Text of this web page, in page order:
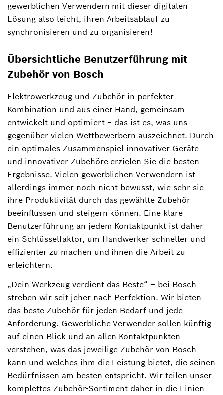
gewerblichen Verwendern mit dieser digitalen
Lösung also leicht, ihren Arbeitsablauf zu
synchronisieren und zu organisieren!
Übersichtliche Benutzerführung mit
Zubehör von Bosch
Elektrowerkzeug und Zubehör in perfekter
Kombination und aus einer Hand, gemeinsam
entwickelt und optimiert – das ist es, was uns
gegenüber vielen Wettbewerbern auszeichnet. Durch
ein optimales Zusammenspiel innovativer Geräte
und innovativer Zubehöre erzielen Sie die besten
Ergebnisse. Vielen gewerblichen Verwendern ist
allerdings immer noch nicht bewusst, wie sehr sie
ihre Produktivität durch das gewählte Zubehör
beeinflussen und steigern können. Eine klare
Benutzerführung an jedem Kontaktpunkt ist daher
ein Schlüsselfaktor, um Handwerker schneller und
effizienter zu machen und ihnen die Arbeit zu
erleichtern.
„Dein Werkzeug verdient das Beste“ ‒ bei Bosch
streben wir seit jeher nach Perfektion. Wir bieten
das beste Zubehör für jeden Bedarf und jede
Anforderung. Gewerbliche Verwender sollen künftig
auf einen Blick und an allen Kontaktpunkten
verstehen, was das jeweilige Zubehör von Bosch
kann und welches ihm die Leistung bietet, die seinen
Bedürfnissen am besten entspricht. Wir teilen unser
komplettes Zubehör-Sortiment daher in die Linien